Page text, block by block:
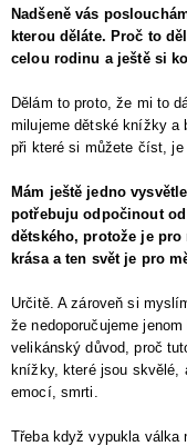
Nadšeně vás
kterou děláte. Proč to
celou rodinu a ještě si
Dělám to proto, že mi to
milujeme dětské knížky a
při které si můžete číst, je
Mám ještě jedno
potřebuju odpočinout
dětského, protože je pro
krása a ten svět je pro
Určitě. A zároveň si
že nedoporučujeme
velikánský důvod, proč
knížky, které jsou skvělé,
emocí, smrti.
Třeba když vypukla válka